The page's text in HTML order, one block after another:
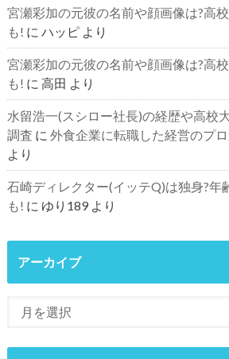
宮瀬彩加の元彼の名前や顔画像は?高
も! に ハッピより
宮瀬彩加の元彼の名前や顔画像は?高
も! に 高田 より
水留浩一(スシロー社長)の経歴や高校
調査 に 外食企業に転職した経営のプ
より
石崎ディレクター(イッテQ)は独身?年
も! に ゆり189より
アーカイブ